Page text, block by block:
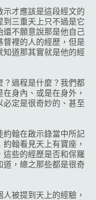
才應該是這段經文的
到三重天上只不過是它
還不願意說那是他自己
督裡的人的經歷，但是
道那其實就是他的經
過程是什麼？我們都
身內、或是在身外，
定是很奇妙的、甚至
約翰在啟示錄當中所記
翰看見天上有寶座，
這些的經歷是否和保羅
，總之那些都是很奇
被提到天上的經驗，